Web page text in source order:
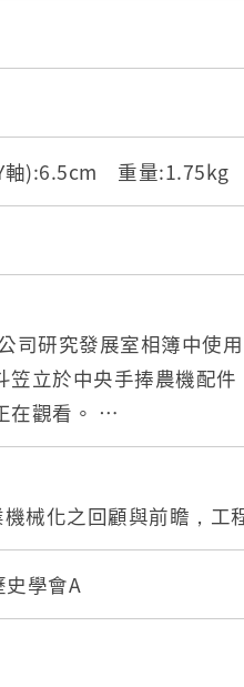
軸):6.5cm 重量
司研究發展室相簿中使
笠立於中央手捧農機配
觀看。
年由土地銀行及日本的
械化之回顧與前瞻，工
學會A